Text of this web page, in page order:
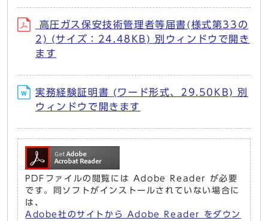
高圧ガス保安技術管理者等届書(様式第33の
2) (サイズ：24.48KB) 別ウィンドウで開き
ます
実務経験証明書 (ワード形式、29.50KB) 別
ウィンドウで開きます
PDFファイルの閲覧には Adobe Reader が必要
です。同ソフトがインストールされていない場合に
は、
Adobe社のサイトから Adobe Reader をダウン